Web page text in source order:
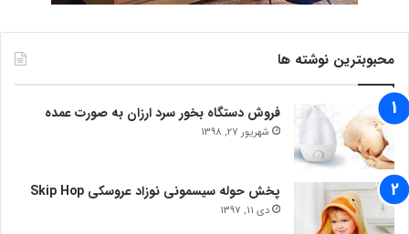
محبوبترین نوشته ها
فروش دستگاه بخور سرد ارزان به صورت عمده
شهریور 27, 1398
پخش حوله سیسمونی نوزاد عروسکی Skip Hop
دی 11, 1397